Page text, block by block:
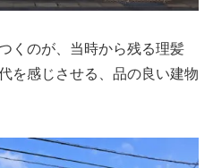
くのが、当時から残る理髪
を感じさせる、品の良い建物